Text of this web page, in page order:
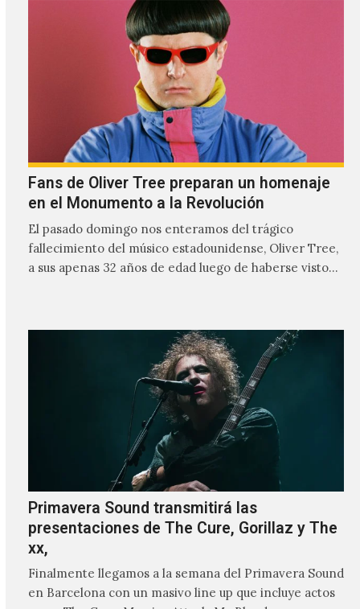
mezcla de post-punk, coldwave y letras
profundamente melancólicas.
Fans de Oliver Tree preparan un homenaje
en el Monumento a la Revolución
El pasado domingo nos enteramos del trágico
fallecimiento del músico estadounidense, Oliver Tree,
a sus apenas 32 años de edad luego de haberse visto
Primavera Sound transmitirá las
presentaciones de The Cure, Gorillaz y The
xx,
Finalmente llegamos a la semana del Primavera Sound
en Barcelona con un masivo line up que incluye actos